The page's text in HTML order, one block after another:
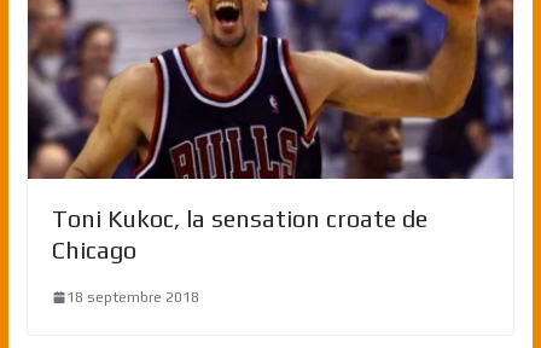
Toni Kukoc, la sensation croate de
Chicago
18 septembre 2018